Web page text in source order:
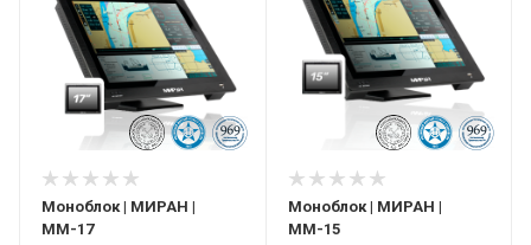
Моноблок | МИРАН |
ММ-17
Моноблок | МИРАН |
ММ-15